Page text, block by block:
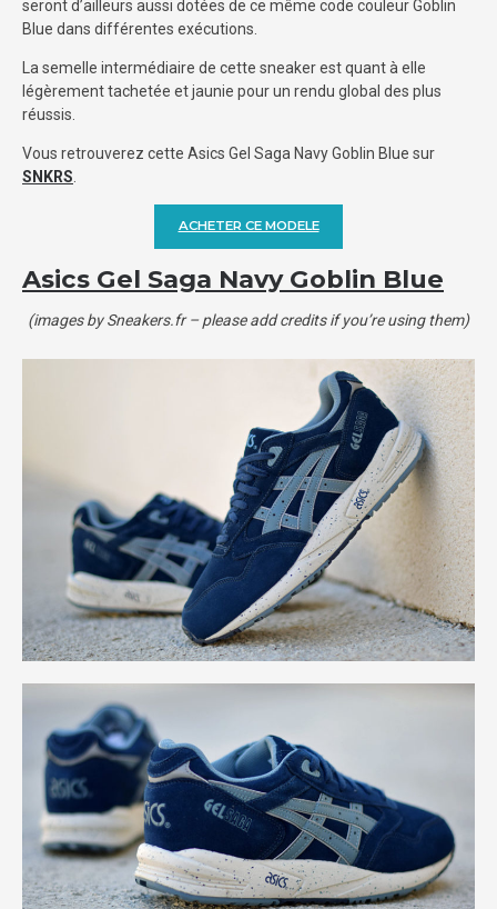
seront d’ailleurs aussi dotées de ce même code couleur Goblin
Blue dans différentes exécutions.
La semelle intermédiaire de cette sneaker est quant à elle
légèrement tachetée et jaunie pour un rendu global des plus
réussis.
Vous retrouverez cette Asics Gel Saga Navy Goblin Blue sur
SNKRS
ACHETER CE MODELE
Asics Gel Saga Navy Goblin Blue
(images by Sneakers.fr – please add credits if you’re using them)